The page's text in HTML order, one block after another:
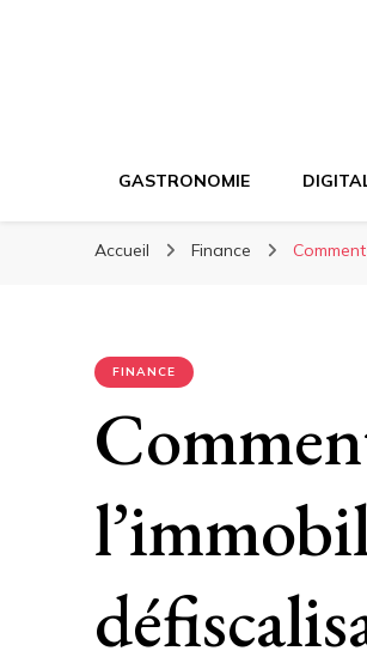
GASTRONOMIE
Accueil Finance
FINANCE